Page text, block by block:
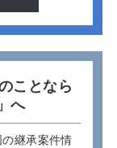
ことなら
へ
継承案件情